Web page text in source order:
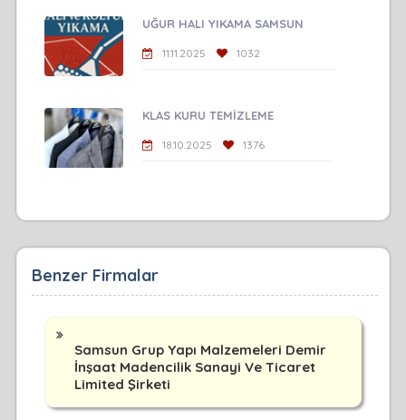
UĞUR HALI YIKAMA SAMSUN
11.11.2025 1032
KLAS KURU TEMİZLEME
18.10.2025 1376
Benzer Firmalar
Samsun Grup Yapı Malzemeleri Demir
İnşaat Madencilik Sanayi Ve Ticaret
Limited Şirketi